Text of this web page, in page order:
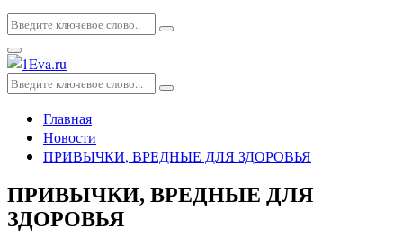
Искать:
Поиск
Основное
меню
Искать:
Поиск
Главная
Новости
ПРИВЫЧКИ, ВРЕДНЫЕ ДЛЯ ЗДОРОВЬЯ
ПРИВЫЧКИ, ВРЕДНЫЕ ДЛЯ
ЗДОРОВЬЯ